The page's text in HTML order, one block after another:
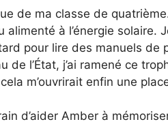
de ma classe de
à l’énergie solaire.
pour lire des manuels de
de l’État, j’ai ramené ce
m’ouvrirait enfin une
d’aider Amber à